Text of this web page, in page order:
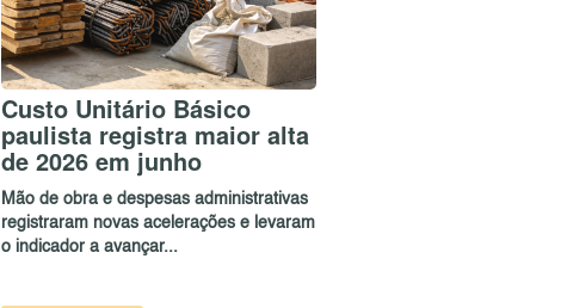
Custo Unitário Básico
paulista registra maior alta
de 2026 em junho
Mão de obra e despesas administrativas
registraram novas acelerações e levaram
o indicador a avançar...